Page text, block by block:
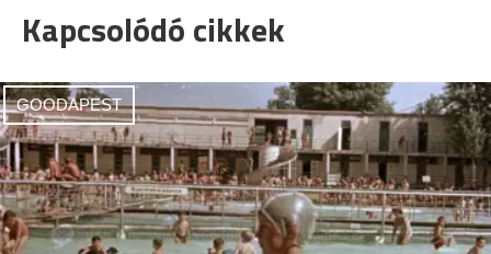
Kapcsolódó cikkek
GOODAPEST